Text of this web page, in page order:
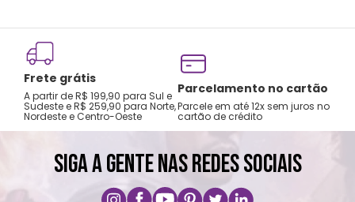
carregue o produto apenas na posição
vertical e não coloque em bolsas ou
mochilas.
Lavar com água, esponja macia e sabão
neutro.
Não recomendado colocar no freezer.
Não vai á lava-louças, nem ao micro-
ondas.
Frete grátis
A partir de R$ 199,90 para Sul e
Sudeste e R$ 259,90 para Norte,
Nordeste e Centro-Oeste
Parcelamento no cartão
Parcele em até 12x sem juros no
cartão de crédito
SIGA A GENTE NAS REDES SOCIAIS